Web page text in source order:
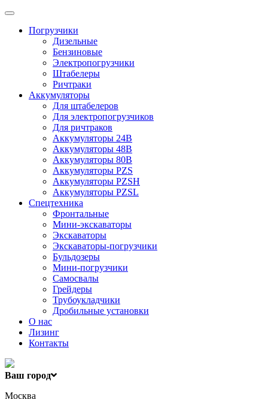
Погрузчики
Дизельные
Бензиновые
Электропогрузчики
Штабелеры
Ричтраки
Аккумуляторы
Для штабелеров
Для электропогрузчиков
Для ричтраков
Аккумуляторы 24В
Аккумуляторы 48В
Аккумуляторы 80В
Аккумуляторы PZS
Аккумуляторы PZSH
Аккумуляторы PZSL
Спецтехника
Фронтальные
Мини-экскаваторы
Экскаваторы
Экскаваторы-погрузчики
Бульдозеры
Мини-погрузчики
Самосвалы
Грейдеры
Трубоукладчики
Дробильные установки
О нас
Лизинг
Контакты
Ваш город
Москва